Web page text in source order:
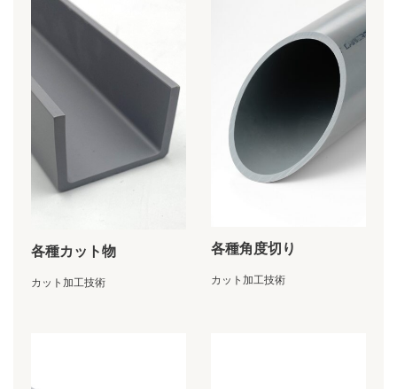
各種カット物
カット加工技術
各種角度切り
カット加工技術